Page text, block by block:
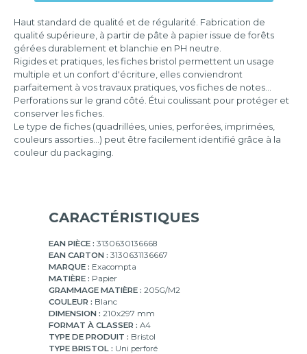
Haut standard de qualité et de régularité. Fabrication de
qualité supérieure, à partir de pâte à papier issue de forêts
gérées durablement et blanchie en PH neutre.
Rigides et pratiques, les fiches bristol permettent un usage
multiple et un confort d'écriture, elles conviendront
parfaitement à vos travaux pratiques, vos fiches de notes...
Perforations sur le grand côté. Étui coulissant pour protéger et
conserver les fiches.
Le type de fiches (quadrillées, unies, perforées, imprimées,
couleurs assorties...) peut être facilement identifié grâce à la
couleur du packaging.
CARACTÉRISTIQUES
EAN PIÈCE : 3130630136668
EAN CARTON : 3130631136667
MARQUE : Exacompta
MATIÈRE : Papier
GRAMMAGE MATIÈRE : 205G/M2
COULEUR : Blanc
DIMENSION : 210x297 mm
FORMAT À CLASSER : A4
TYPE DE PRODUIT : Bristol
TYPE BRISTOL : Uni perforé